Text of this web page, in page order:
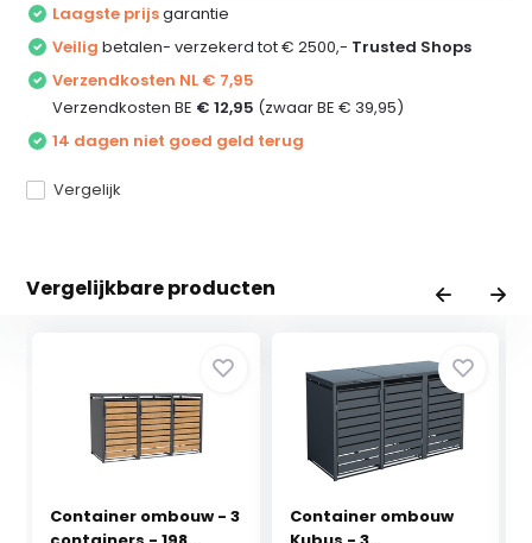
Laagste prijsgarantie
Veilig betalen- verzekerd tot € 2500,- Trusted Shops
Verzendkosten NL € 7,95
Verzendkosten BE € 12,95 (zwaar BE € 39,95)
14 dagen niet goed geld terug
Vergelijk
Vergelijkbare producten
Container ombouw - 3
Container ombouw